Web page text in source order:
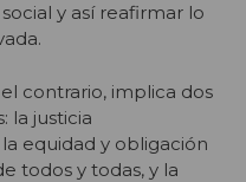
y así reafirmar lo
contrario, implica dos
la justicia
equidad y obligación
todos y todas, y la